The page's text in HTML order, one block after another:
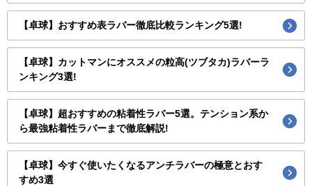
【卓球】おすすめ表ラバー徹底比較ランキング5選!
【卓球】カットマンにオススメの粒高(ツブタカ)ラバーラ
ンキング3選!
【卓球】超おすすめの粘着性ラバー5選。テンション系か
ら最強粘着性ラバーまで徹底解説!
【卓球】今すぐ使いたくなるアンチラバーの極意とおす
すめ3選